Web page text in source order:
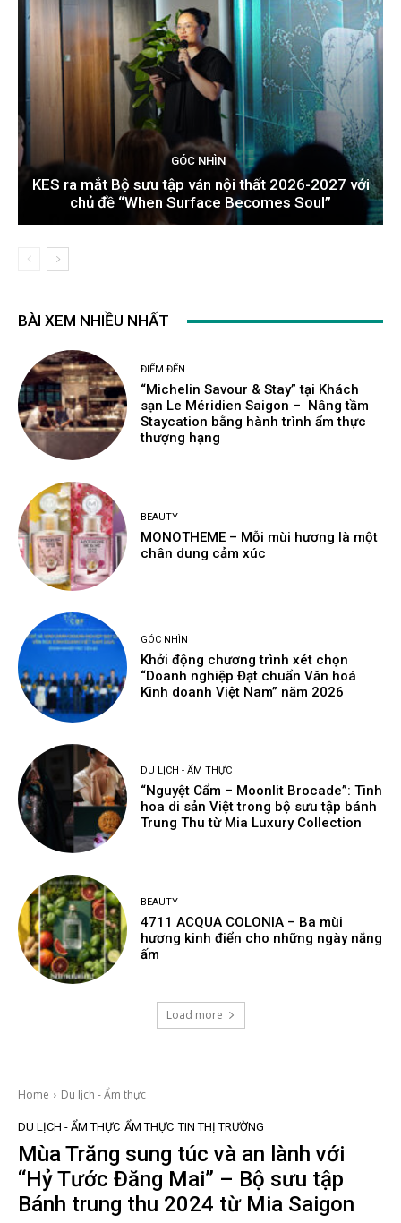
GÓC NHÌN
KES ra mắt Bộ sưu tập ván nội thất 2026-2027 với
chủ đề “When Surface Becomes Soul”
BÀI XEM NHIỀU NHẤT
ĐIỂM ĐẾN
“Michelin Savour & Stay” tại Khách
sạn Le Méridien Saigon – Nâng tầm
Staycation bằng hành trình ẩm thực
thượng hạng
BEAUTY
MONOTHEME – Mỗi mùi hương là một
chân dung cảm xúc
GÓC NHÌN
Khởi động chương trình xét chọn
“Doanh nghiệp Đạt chuẩn Văn hoá
Kinh doanh Việt Nam” năm 2026
DU LỊCH - ẨM THỰC
“Nguyệt Cẩm – Moonlit Brocade”: Tinh
hoa di sản Việt trong bộ sưu tập bánh
Trung Thu từ Mia Luxury Collection
BEAUTY
4711 ACQUA COLONIA – Ba mùi
hương kinh điển cho những ngày nắng
ấm
Load more